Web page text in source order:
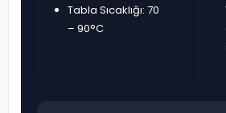
Tabla Sıcaklığı: 70
– 90°C